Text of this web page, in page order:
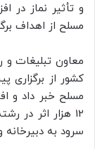
و تأثیر نماز در
مسلح از اهداف
معاون تبلیغات
کشور از
مسلح خبر داد و
12 هزار اثر
سرود به